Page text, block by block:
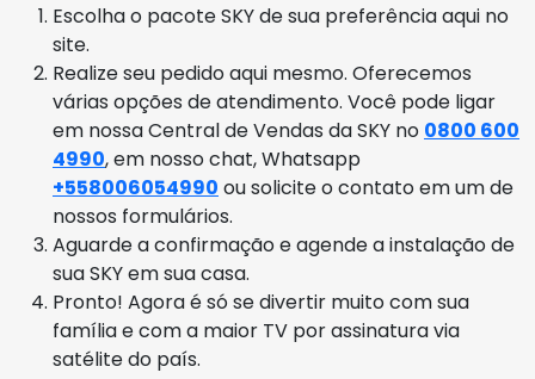
Escolha o pacote SKY de sua preferência aqui no
site.
Realize seu pedido aqui mesmo. Oferecemos
várias opções de atendimento. Você pode ligar
em nossa Central de Vendas da SKY no 0800 600
4990, em nosso chat, Whatsapp
+558006054990 ou solicite o contato em um de
nossos formulários.
Aguarde a confirmação e agende a instalação de
sua SKY em sua casa.
Pronto! Agora é só se divertir muito com sua
família e com a maior TV por assinatura via
satélite do país.